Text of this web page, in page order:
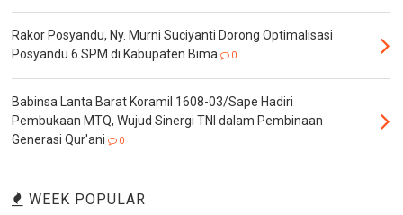
Rakor Posyandu, Ny. Murni Suciyanti Dorong Optimalisasi
Posyandu 6 SPM di Kabupaten Bima
0
Babinsa Lanta Barat Koramil 1608-03/Sape Hadiri
Pembukaan MTQ, Wujud Sinergi TNI dalam Pembinaan
Generasi Qur'ani
0
WEEK POPULAR